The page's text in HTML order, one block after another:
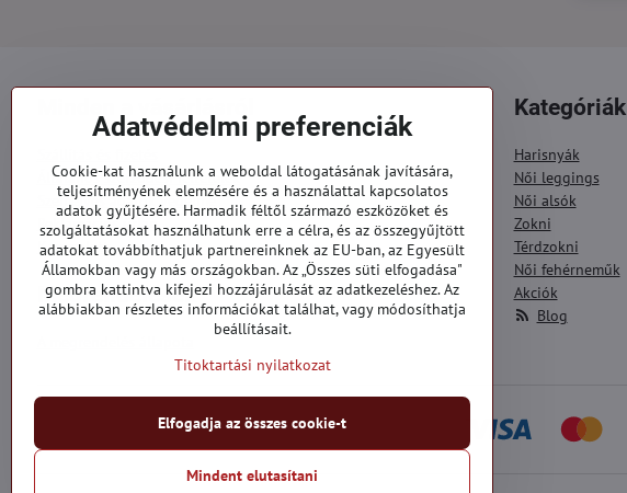
Általános szerződési feltételek
Személyes adatok védelme
Reklamációs űrlap
Kapcsolatt
Megrendelések
Kategóriák
Harisnyák
Női leggings
Női alsók
Zokni
Térdzokni
Női fehérneműk
Akciók
Blog
Adatvédelmi preferenciák
Cookie-kat használunk a weboldal látogatásának javítására,
teljesítményének elemzésére és a használattal kapcsolatos
adatok gyűjtésére. Harmadik féltől származó eszközöket és
szolgáltatásokat használhatunk erre a célra, és az összegyűjtött
adatokat továbbíthatjuk partnereinknek az EU-ban, az Egyesült
Államokban vagy más országokban. Az „Összes süti elfogadása"
gombra kattintva kifejezi hozzájárulását az adatkezeléshez. Az
alábbiakban részletes információkat találhat, vagy módosíthatja
beállításait.
Titoktartási nyilatkozat
Elfogadja az összes cookie-t
Mindent elutasítani